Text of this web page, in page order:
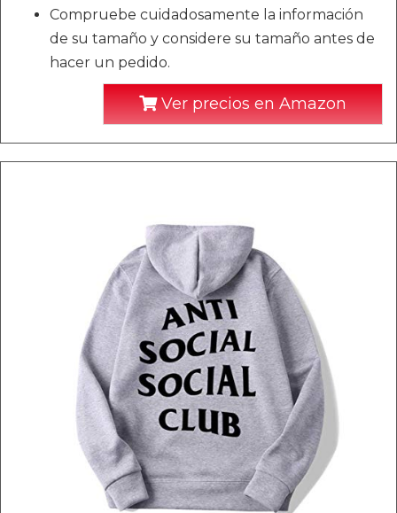
Compruebe cuidadosamente la información
de su tamaño y considere su tamaño antes de
hacer un pedido.
Ver precios en Amazon